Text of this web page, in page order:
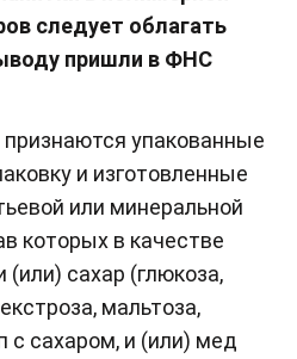
следует облагать
пришли в ФНС
упакованные
и изготовленные
или минеральной
которых в качестве
(или) сахар (глюкоза,
мальтоза,
с сахаром, и (или) мед